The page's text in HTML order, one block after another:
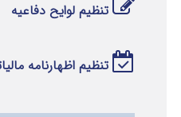
تنظیم لوایح دفاعیه
تنظیم اظهارنامه